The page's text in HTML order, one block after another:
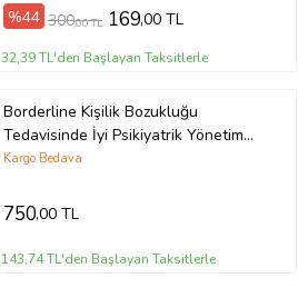
%44 300,00 TL 169,00 TL
32,39 TL'den Başlayan Taksitlerle
Borderline Kişilik Bozukluğu
Tedavisinde İyi Psikiyatrik Yönetim
Modeli El Kitabı
Kargo Bedava
750,00 TL
143,74 TL'den Başlayan Taksitlerle